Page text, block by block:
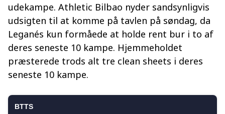
udekampe. Athletic Bilbao nyder sandsynligvis
udsigten til at komme på tavlen på søndag, da
Leganés kun formåede at holde rent bur i to af
deres seneste 10 kampe. Hjemmeholdet
præsterede trods alt tre clean sheets i deres
seneste 10 kampe.